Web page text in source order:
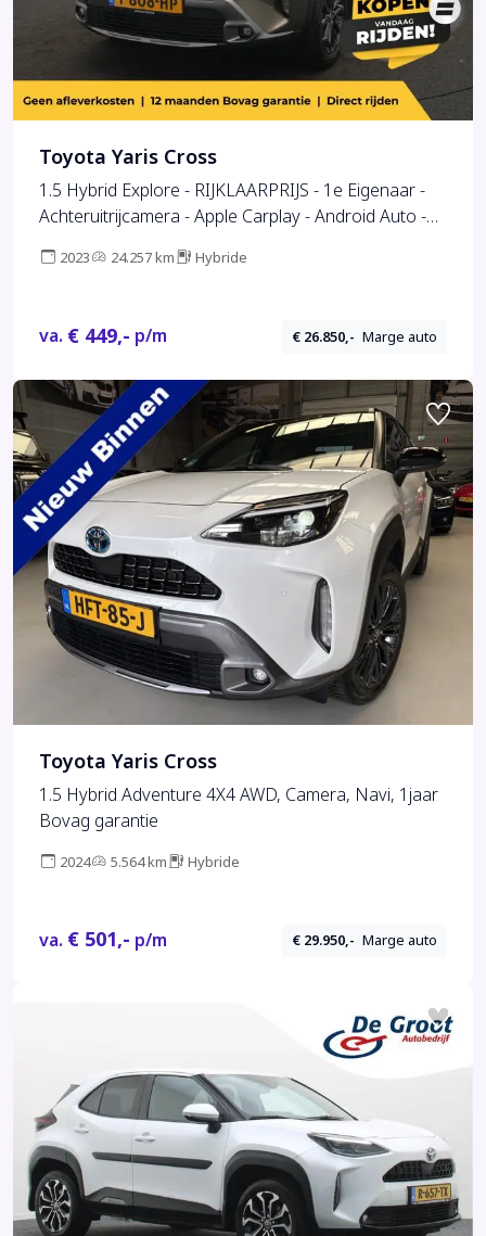
Toyota Yaris Cross
1.5 Hybrid Explore - RIJKLAARPRIJS - 1e Eigenaar -
Achteruitrijcamera - Apple Carplay - Android Auto -
2023 24.257 km Hybride
va. € 449,- p/m € 26.850,- Marge auto
Toyota Yaris Cross
1.5 Hybrid Adventure 4X4 AWD, Camera, Navi, 1jaar
Bovag garantie
2024 5.564 km Hybride
va. € 501,- p/m € 29.950,- Marge auto